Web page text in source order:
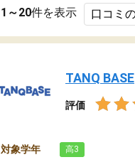
1～20件を表示
TANQ BASE
評価
対象学年 高3